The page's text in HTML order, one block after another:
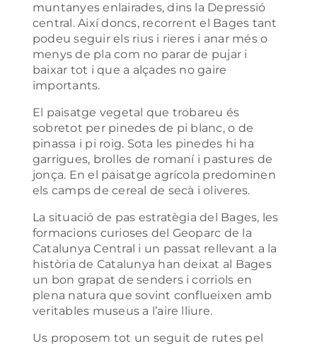
muntanyes enlairades, dins la Depressió
central. Així doncs, recorrent el Bages tant
podeu seguir els rius i rieres i anar més o
menys de pla com no parar de pujar i
baixar tot i que a alçades no gaire
importants.
El paisatge vegetal que trobareu és
sobretot per pinedes de pi blanc, o de
pinassa i pi roig. Sota les pinedes hi ha
garrigues, brolles de romaní i pastures de
jonça. En el paisatge agrícola predominen
els camps de cereal de secà i oliveres.
La situació de pas estratègia del Bages, les
formacions curioses del Geoparc de la
Catalunya Central i un passat rellevant a la
història de Catalunya han deixat al Bages
un bon grapat de senders i corriols en
plena natura que sovint conflueixen amb
veritables museus a l’aire lliure.
Us proposem tot un seguit de rutes pel